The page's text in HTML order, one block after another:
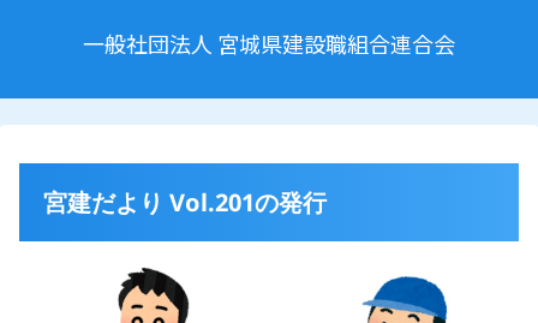
一般社団法人 宮城県建設職組合連合会
宮建だより Vol.201の発行